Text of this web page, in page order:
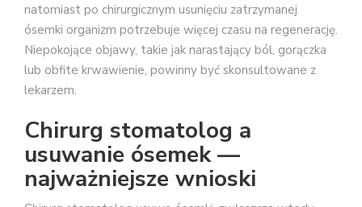
natomiast po chirurgicznym usunięciu zatrzymanej
ósemki organizm potrzebuje więcej czasu na regenerację.
Niepokojące objawy, takie jak narastający ból, gorączka
lub obfite krwawienie, powinny być skonsultowane z
lekarzem.
Chirurg stomatolog a
usuwanie ósemek —
najważniejsze wnioski